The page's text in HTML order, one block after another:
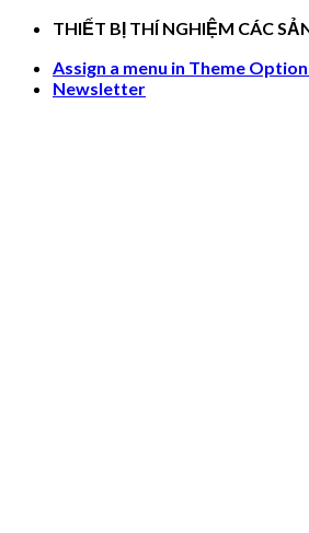
Skip
content
THIẾT BỊ THÍ NGHIỆM CÁC
Assign a menu in Theme
Newsletter